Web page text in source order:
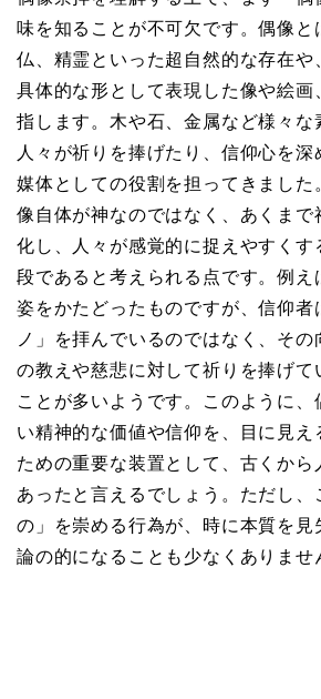
味を知ることが不可欠です。偶像と
仏、精霊といった超自然的な存在や
具体的な形として表現した像や絵画
指します。木や石、金属など様々な
人々が祈りを捧げたり、信仰心を深
媒体としての役割を担ってきました
像自体が神なのではなく、あくまで
化し、人々が感覚的に捉えやすくす
段であると考えられる点です。例え
姿をかたどったものですが、信仰者
ノ」を拝んでいるのではなく、その
の教えや慈悲に対して祈りを捧げて
ことが多いようです。このように、
い精神的な価値や信仰を、目に見え
ための重要な装置として、古くから
あったと言えるでしょう。ただし、
の」を崇める行為が、時に本質を見
論の的になることも少なくありませ